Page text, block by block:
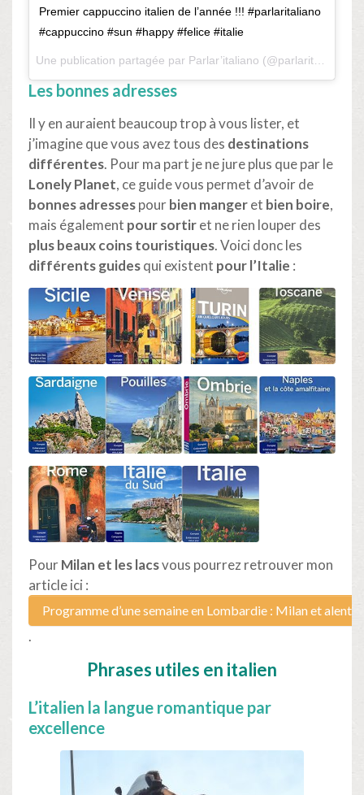
Premier cappuccino italien de l’année !!! #parlaritaliano
#cappuccino #sun #happy #felice #italie
Les bonnes adresses
Il y en auraient beaucoup trop à vous lister, et
j’imagine que vous avez tous des destinations
différentes. Pour ma part je ne jure plus que par le
Lonely Planet, ce guide vous permet d’avoir de
bonnes adressespourbien mangeret bien boire,
mais également pour sortiret ne rien louper des
plus beaux coins touristiques. Voici donc les
différents guidesqui existent pour l’Italie :
PourMilan et les lacsvous pourrez retrouver mon
article ici :
Programme d’une semaine en Lombardie : Milan et
.
Phrases utiles en italien
L’italien la langue romantique par
excellence